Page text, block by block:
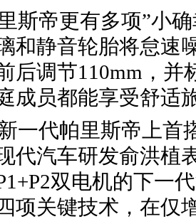
斯帝更有多项”小
和静音轮胎将怠速
后调节110mm，并
成员都能享受舒适
一代帕里斯帝上首
代汽车研发俞洪植
双电机的下一
项关键技术，在仅